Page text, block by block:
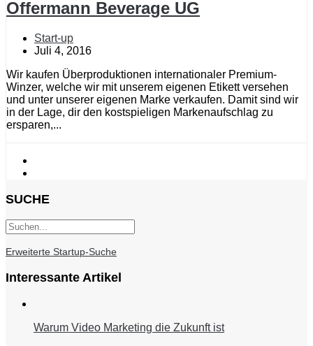
Offermann Beverage UG
Start-up
Juli 4, 2016
Wir kaufen Überproduktionen internationaler Premium-
Winzer, welche wir mit unserem eigenen Etikett versehen
und unter unserer eigenen Marke verkaufen. Damit sind wir
in der Lage, dir den kostspieligen Markenaufschlag zu
ersparen,...
SUCHE
Erweiterte Startup-Suche
Interessante Artikel
Warum Video Marketing die Zukunft ist